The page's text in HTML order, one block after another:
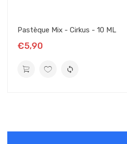
E-liquide pour
Recharges d'eliquide étiquetées
Attention : respecter les
Pastèque Mix - Cirkus - 10 ML
€5,90